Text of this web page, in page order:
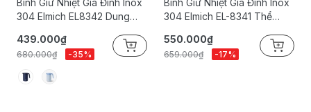
Bình Giữ Nhiệt Gia Đình Inox
304 Elmich EL8342 Dung
439.000₫
680.000₫ -35%
Bình Giữ Nhiệt Gia Đình Inox
304 Elmich EL-8341 Thể
550.000₫
659.000₫ -17%